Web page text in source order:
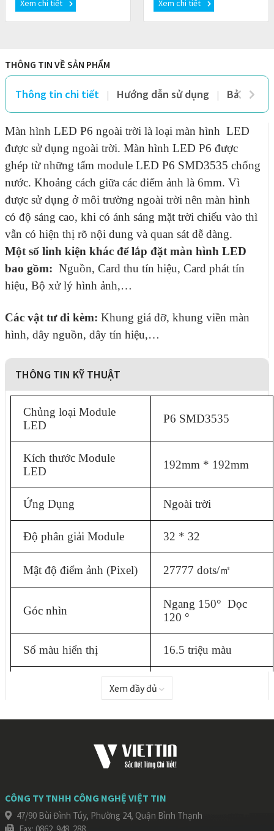
bằng chất liệu đồng xước
đen đẳng cấp và sang
Xem chi tiết
module LED P5 SMD3535
chống nước, có
Xem chi tiết
THÔNG TIN VỀ SẢN PHẨM
Thông tin chi tiết Hướng dẫn sử dụng Bảo
Màn hình LED P6 ngoài trời là loại màn hình LED
được sử dụng ngoài trời. Màn hình LED P6 được
ghép từ những tấm module LED P6 SMD3535 chống
nước. Khoảng cách giữa các điểm ảnh là 6mm. Vì
được sử dụng ở môi trường ngoài trời nên màn hình
có độ sáng cao, khi có ánh sáng mặt trời chiếu vào thì
vẫn có hiện thị rõ nội dung và quan sát dễ dàng.
Một số linh kiện khác để lắp đặt màn hình LED
bao gồm: Nguồn, Card thu tín hiệu, Card phát tín
hiệu, Bộ xử lý hình ảnh,…
Các vật tư đi kèm: Khung giá đỡ, khung viền màn
hình, dây nguồn, dây tín hiệu,…
THÔNG TIN KỸ THUẬT
Chủng loại Module
LED
P6 SMD3535
Kích thước Module
LED
192mm * 192mm
Ứng Dụng Ngoài trời
Độ phân giải Module 32 * 32
Mật độ điểm ảnh (Pixel) 27777 dots/㎡
Góc nhìn
Ngang 150° Dọc
120 °
Số màu hiển thị 16.5 triệu màu
Thang màu xám 16384 / ≥14 bit
Nhiệt độ hoạt động -10°C ÷ 90°C
Xem đầy đủ
CÔNG TY TNHH CÔNG NGHỆ VIỆT TIN
47/90 Bùi Đình Túy, Phường 24, Quận Bình Thạnh